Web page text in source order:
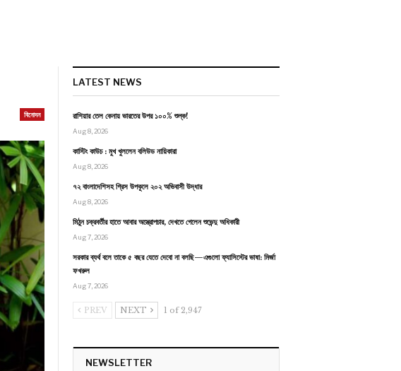
বিনোদন
LATEST NEWS
রাশিয়ার তেল কেনায় ভারতের উপর ১০০% শুল্ক!
Aug 8, 2026
কাস্টিং কাউচ : মুখ খুললেন বলিউড নায়িকারা
Aug 8, 2026
৭২ বাংলাদেশিসহ গ্রিস উপকূলে ২০২ অভিবাসী উদ্ধার
Aug 8, 2026
মিঠুন চক্রবর্তীর হাতে আবার অস্ত্রোপচার, দেখতে গেলেন শুভেন্দু অধিকারী
Aug 7, 2026
সরকার ব্যর্থ বলে তাকে ৫ বছর যেতে দেবো না বলছি—এগুলো ফ্যাসিস্টের ভাষা: মির্জা
ফখরুল
Aug 7, 2026
PREV NEXT 1 of 2,947
NEWSLETTER